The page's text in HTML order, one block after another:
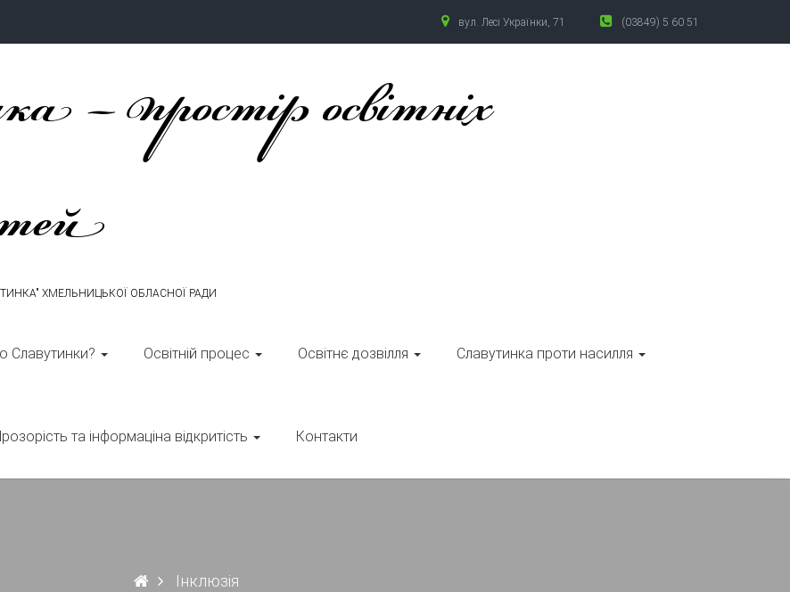
вул. Лесі Українки, 71 (03849) 5 60 51
– простір освітніх
ХМЕЛЬНИЦЬКОЇ ОБЛАСНОЇ РАДИ
Славутинки? Освітній процес Освітнє дозвілля Славутинка проти насилля
та інформаціна відкритість Контакти
Інклюзія